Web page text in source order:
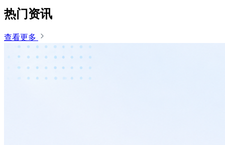
热门资讯
查看更多